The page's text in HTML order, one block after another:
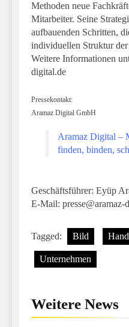
Methoden neue
Mitarbeiter. Seine
aufbauenden Schritten,
individuellen Struktur
Weitere Informationen
digital.de
Pressekontakt:
Aramaz Digital GmbH
Aramaz Digital –
finden, binden,
Geschäftsführer: Eyüp
E-Mail: presse@aramaz-
Tagged: Bild
Unternehmen
Weitere News